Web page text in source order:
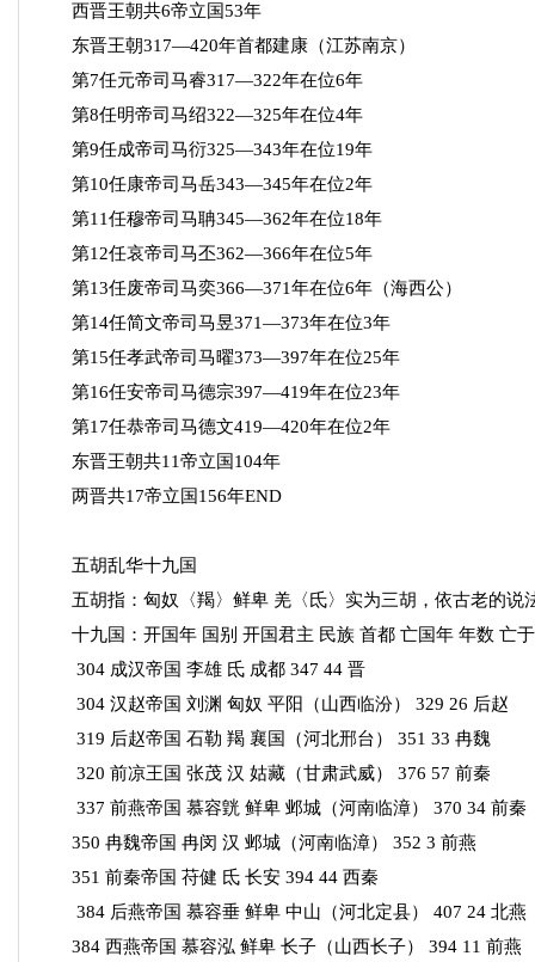
西晋王朝共6帝立国53年
东晋王朝317—420年首都建康（江苏南京）
第7任元帝司马睿317—322年在位6年
第8任明帝司马绍322—325年在位4年
第9任成帝司马衍325—343年在位19年
第10任康帝司马岳343—345年在位2年
第11任穆帝司马聃345—362年在位18年
第12任哀帝司马丕362—366年在位5年
第13任废帝司马奕366—371年在位6年（海西公）
第14任简文帝司马昱371—373年在位3年
第15任孝武帝司马曜373—397年在位25年
第16任安帝司马德宗397—419年在位23年
第17任恭帝司马德文419—420年在位2年
东晋王朝共11帝立国104年
两晋共17帝立国156年END
五胡乱华十九国
五胡指：匈奴〈羯〉鲜卑 羌〈氐〉实为三胡，依古老的说
十九国：开国年 国别 开国君主 民族 首都 亡国年 年数 亡于
304 成汉帝国 李雄 氐 成都 347 44 晋
304 汉赵帝国 刘渊 匈奴 平阳（山西临汾） 329 26 后赵
319 后赵帝国 石勒 羯 襄国（河北邢台） 351 33 冉魏
320 前凉王国 张茂 汉 姑藏（甘肃武威） 376 57 前秦
337 前燕帝国 慕容皝 鲜卑 邺城（河南临漳） 370 34 前秦
350 冉魏帝国 冉闵 汉 邺城（河南临漳） 352 3 前燕
351 前秦帝国 苻健 氐 长安 394 44 西秦
384 后燕帝国 慕容垂 鲜卑 中山（河北定县） 407 24 北燕
384 西燕帝国 慕容泓 鲜卑 长子（山西长子） 394 11 前燕